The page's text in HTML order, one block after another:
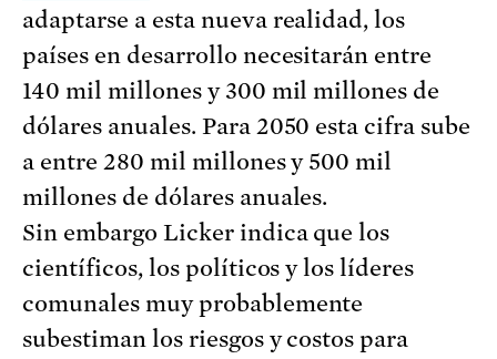
adaptarse a esta nueva realidad, los
países en desarrollo necesitarán entre
140 mil millones y 300 mil millones de
dólares anuales. Para 2050 esta cifra sube
a entre 280 mil millones y 500 mil
millones de dólares anuales.
Sin embargo Licker indica que los
científicos, los políticos y los líderes
comunales muy probablemente
subestiman los riesgos y costos para